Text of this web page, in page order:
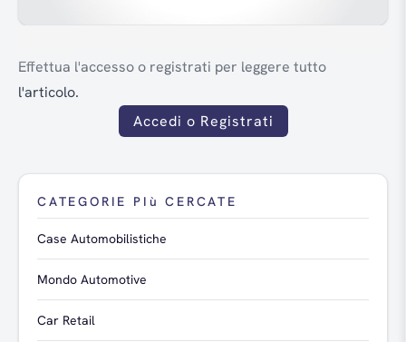
Effettua l'accesso o registrati per leggere tutto
l'articolo.
Accedi o Registrati
CATEGORIE PIù CERCATE
Case Automobilistiche
Mondo Automotive
Car Retail